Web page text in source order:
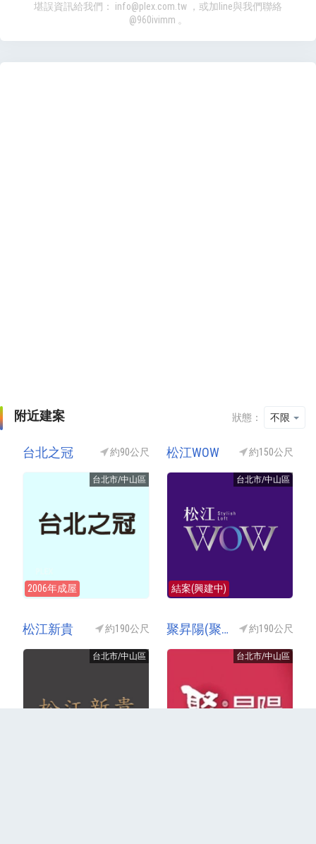
堪誤資訊給我們： info@plex.com.tw ，或加line與我們聯絡
@960ivimm 。
附近建案 狀態： 不限
台北之冠 約90公尺
台北市/中山區
2006年成屋
松江WOW 約150公尺
台北市/中山區
結案(興建中)
松江新貴 約190公尺
台北市/中山區
聚昇陽(聚‧昇陽) 約190公尺
台北市/中山區